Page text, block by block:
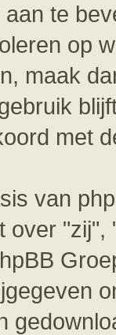
te
op
maak
met
van
over